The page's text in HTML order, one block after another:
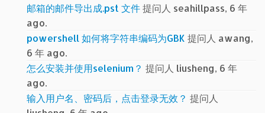
邮箱的邮件导出成.pst 文件提问人 seahillpass, 6 年
ago.
powershell 如何将字符串编码为GBK 提问人 awang,
6 年 ago.
怎么安装并使用selenium？ 提问人 liusheng, 6 年
ago.
输入用户名、密码后，点击登录无效？ 提问人